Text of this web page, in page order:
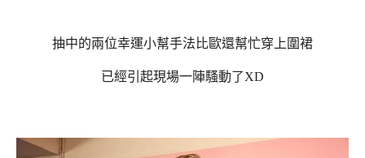
抽中的兩位幸運小幫手法比歐還幫忙穿上圍裙
已經引起現場一陣騷動了XD